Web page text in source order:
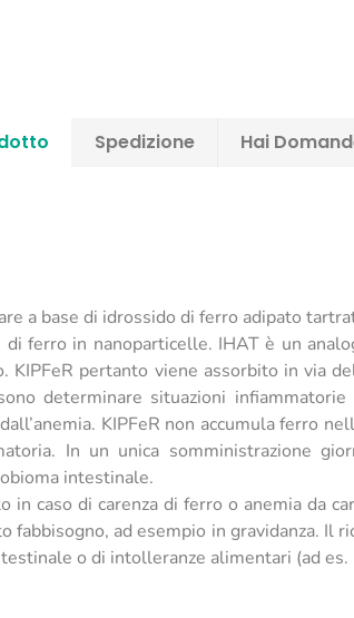
Spedizione Hai
a base di idrossido di ferro adipato
di ferro in nanoparticelle. IHAT è un
KIPFeR pertanto viene assorbito in via
determinare situazioni
KIPFeR non accumula ferro
In un unica somministrazione
intestinale.
in caso di carenza di ferro o anemia da
fabbisogno, ad esempio in gravidanza. Il
o di intolleranze alimentari (ad es.